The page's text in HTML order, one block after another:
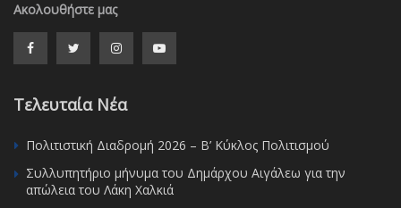
Ακολουθήστε μας
Τελευταία Νέα
Πολιτιστική Διαδρομή 2026 – Β’ Κύκλος Πολιτισμού
Συλλυπητήριο μήνυμα του Δημάρχου Αιγάλεω για την
απώλεια του Λάκη Χαλκιά